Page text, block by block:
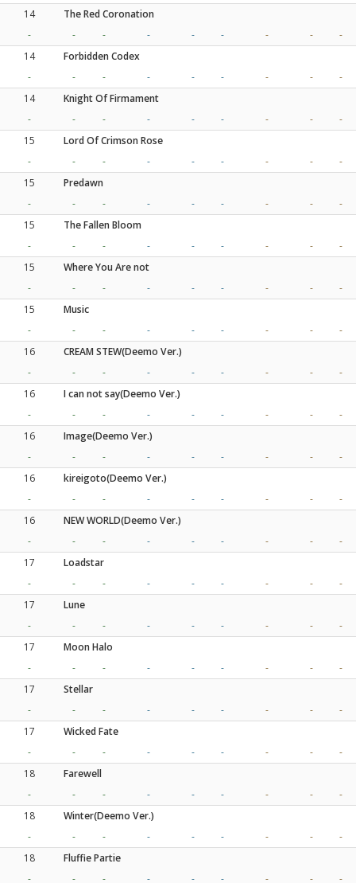
14
The Red Coronation
-
- - - - - - -
-
14
Forbidden Codex
-
- - - - - - -
-
14
Knight Of Firmament
-
- - - - - - -
-
15
Lord Of Crimson Rose
-
- - - - - - -
-
15
Predawn
-
- - - - - - -
-
15
The Fallen Bloom
-
- - - - - - -
-
15
Where You Are not
-
- - - - - - -
-
15
Music
-
- - - - - - -
-
16
CREAM STEW(Deemo Ver.)
-
- - - - - - -
-
16
I can not say(Deemo Ver.)
-
- - - - - - -
-
16
Image(Deemo Ver.)
-
- - - - - - -
-
16
kireigoto(Deemo Ver.)
-
- - - - - - -
-
16
NEW WORLD(Deemo Ver.)
-
- - - - - - -
-
17
Loadstar
-
- - - - - - -
-
17
Lune
-
- - - - - - -
-
17
Moon Halo
-
- - - - - - -
-
17
Stellar
-
- - - - - - -
-
17
Wicked Fate
-
- - - - - - -
-
18
Farewell
-
- - - - - - -
-
18
Winter(Deemo Ver.)
-
- - - - - - -
-
18
Fluffie Partie
-
- - - - - - - -